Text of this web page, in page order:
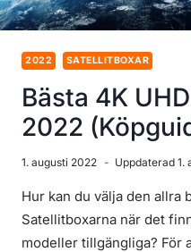
2022 SATELLITBOXAR
Bästa 4K
2022
1. augusti 2022 Uppdaterad 1.
Hur kan du välja den allra
Satellitboxarna när det
modeller tillgängliga? För